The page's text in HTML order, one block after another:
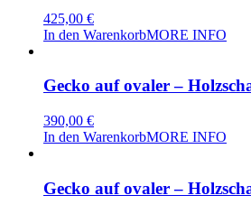
425,00 €
In den WarenkorbMORE INFO
Gecko auf ovaler –
390,00 €
In den WarenkorbMORE INFO
Gecko auf ovaler –